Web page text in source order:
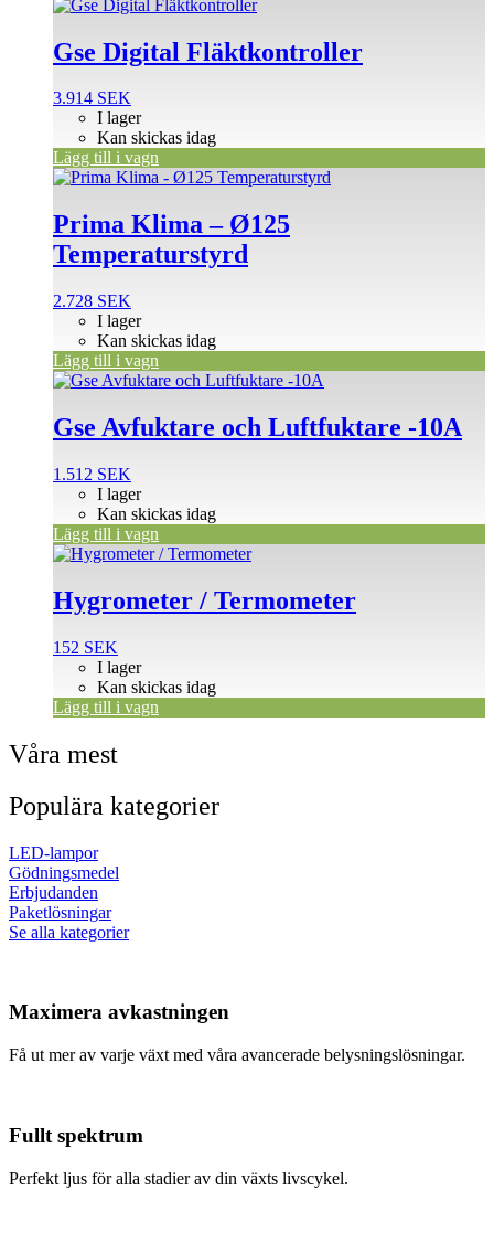
Gse Digital Fläktkontroller
3.914 SEK
I lager
Kan skickas idag
Lägg till i vagn
Prima Klima – Ø125
Temperaturstyrd
2.728 SEK
I lager
Kan skickas idag
Lägg till i vagn
Gse Avfuktare och Luftfuktare -10A
1.512 SEK
I lager
Kan skickas idag
Lägg till i vagn
Hygrometer / Termometer
152 SEK
I lager
Kan skickas idag
Lägg till i vagn
Våra mest
Populära kategorier
LED-lampor
Gödningsmedel
Erbjudanden
Paketlösningar
Se alla kategorier
Maximera avkastningen
Få ut mer av varje växt med våra avancerade belysningslösningar.
Fullt spektrum
Perfekt ljus för alla stadier av din växts livscykel.